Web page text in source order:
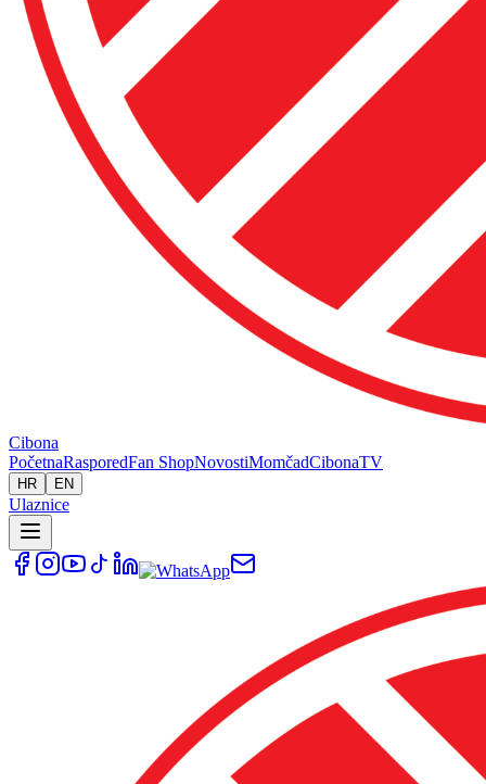
Cibona
PočetnaRasporedFan ShopNovostiMomčadCibonaTV
HR EN
Ulaznice